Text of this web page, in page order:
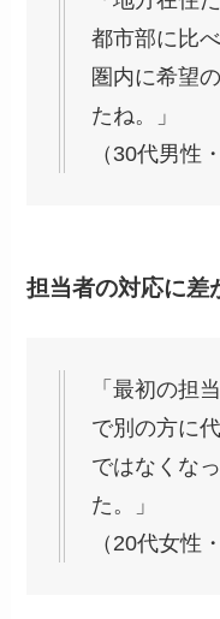
都市部に比
圏内に希望
たね。」
（30代男性
担当者の対応に差
「最初の担
で別の方に
ではなくな
た。」
（20代女性